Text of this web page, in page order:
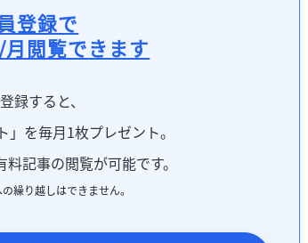
登録で
閲覧できます
録すると、
を毎月1枚プレゼント。
記事の閲覧が可能です。
繰り越しはできません。